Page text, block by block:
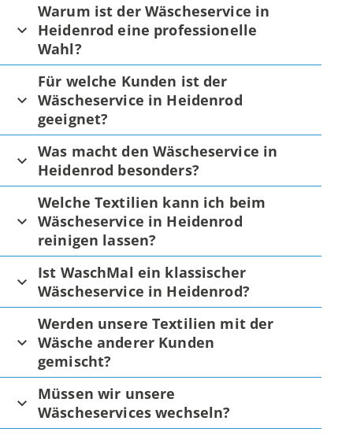
Warum ist der Wäscheservice in
Heidenrod eine professionelle
Wahl?
Für welche Kunden ist der
Wäscheservice in Heidenrod
geeignet?
Was macht den Wäscheservice in
Heidenrod besonders?
Welche Textilien kann ich beim
Wäscheservice in Heidenrod
reinigen lassen?
Ist WaschMal ein klassischer
Wäscheservice in Heidenrod?
Werden unsere Textilien mit der
Wäsche anderer Kunden
gemischt?
Müssen wir unsere
Wäscheservices wechseln?